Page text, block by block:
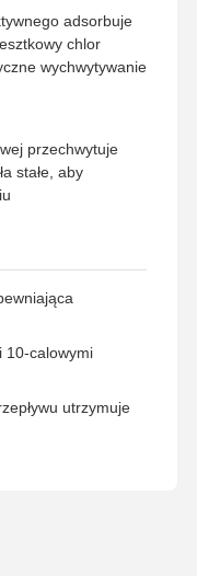
adsorbuje
chlor
wychwytywanie
przechwytuje
stałe, aby
10-calowymi
utrzymuje